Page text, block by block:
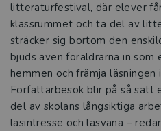
litteraturfestival, där elever
klassrummet och ta del av
sträcker sig bortom den
bjuds även föräldrarna in
hemmen och främja läsningen
Författarbesök blir på så sätt
del av skolans långsiktiga
läsintresse och läsvana –